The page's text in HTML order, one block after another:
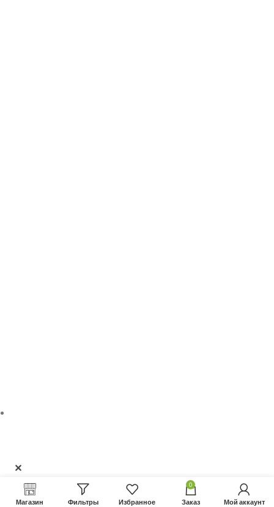
Магазин Фильтры Избранное
0
Заказ Мой аккаунт